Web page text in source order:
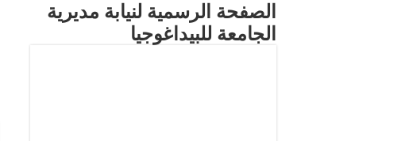
الصفحة الرسمية لنيابة مديرية
الجامعة للبيداغوجيا